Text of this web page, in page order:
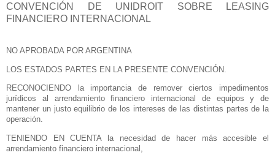
CONVENCIÓN DE UNIDROIT SOBRE LEASING
FINANCIERO INTERNACIONAL
NO APROBADA POR ARGENTINA
LOS ESTADOS PARTES EN LA PRESENTE CONVENCIÓN.
RECONOCIENDO la importancia de remover ciertos impedimentos
jurídicos al arrendamiento financiero internacional de equipos y de
mantener un justo equilibrio de los intereses de las distintas partes de la
operación.
TENIENDO EN CUENTA la necesidad de hacer más accesible el
arrendamiento financiero internacional,